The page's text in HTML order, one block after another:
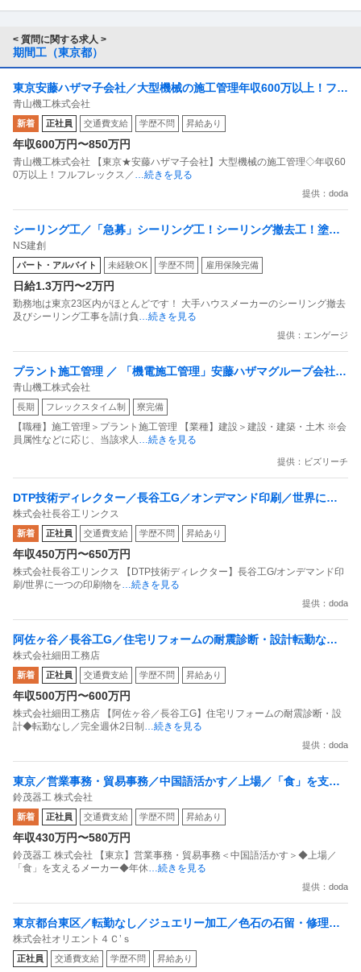
< 質問に関する求人 >
期間工（東京都）
東京安藤ハザマ子会社／大型機械の施工管理年収600万以上！フル
フレックス／土日祝休×年休128
青山機工株式会社
新着 正社員 交通費支給 学歴不問 昇給あり
年収600万円〜850万円
青山機工株式会社 【東京★安藤ハザマ子会社】大型機械の施工管理◇年収60
0万以上！フルフレックス／ …続きを見る
提供：doda
シーリング工／「急募」シーリング工！シーリング撤去工！塗装
工！
NS建創
パート・アルバイト 未経験OK 学歴不問 雇用保険完備
日給1.3万円〜2万円
勤務地は東京23区内がほとんどです！ 大手ハウスメーカーのシーリング撤去
及びシーリング工事を請け負…続きを見る
提供：エンゲージ
プラント施工管理 ／ 「機電施工管理」安藤ハザマグループ会社／
借り上げ社宅あり／直行直帰OK！／賞与率5.6ヶ月／安定した基
盤で技術を身に付けませんか？
青山機工株式会社
長期 フレックスタイム制 寮完備
【職種】施工管理＞プラント施工管理 【業種】建設＞建設・建築・土木 ※会
員属性などに応じ、当該求人 …続きを見る
提供：ビズリーチ
DTP技術ディレクター／長谷工G／オンデマンド印刷／世界に一
つの印刷物を制作
株式会社長谷工リンクス
新着 正社員 交通費支給 学歴不問 昇給あり
年収450万円〜650万円
株式会社長谷工リンクス 【DTP技術ディレクター】長谷工G/オンデマンド印
刷/世界に一つの印刷物を…続きを見る
提供：doda
阿佐ヶ谷／長谷工G／住宅リフォームの耐震診断・設計転勤なし
／完全週休2日制・年休122日
株式会社細田工務店
新着 正社員 交通費支給 学歴不問 昇給あり
年収500万円〜600万円
株式会社細田工務店 【阿佐ヶ谷／長谷工G】住宅リフォームの耐震診断・設
計◆転勤なし／完全週休2日制 …続きを見る
提供：doda
東京／営業事務・貿易事務／中国語活かす／上場／「食」を支え
るメーカー年休128日・残業10h
鈴茂器工 株式会社
新着 正社員 交通費支給 学歴不問 昇給あり
年収430万円〜580万円
鈴茂器工 株式会社 【東京】営業事務・貿易事務＜中国語活かす＞◆上場／
「食」を支えるメーカー◆年休…続きを見る
提供：doda
東京都台東区／転勤なし／ジュエリー加工／色石の石留・修理な
ど幅広い加工技術を習得可残業ほぼなし
株式会社オリエント４Ｃ’ｓ
正社員 交通費支給 学歴不問 昇給あり